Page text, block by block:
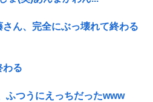
さん、完全にぶっ壊れて終わる
わる
ふつうにえっちだったwww